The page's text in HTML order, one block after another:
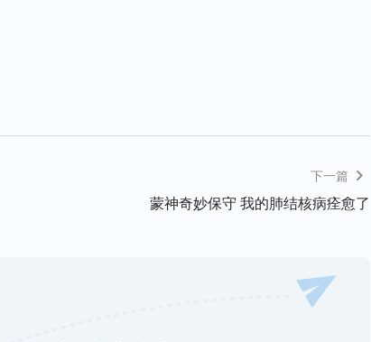
排气，不用再这么难受了，但没想到我还是没有
子胀成这样，对我连连摇头：“唉！你这种情况如
很麻烦！我给你再开一种药，用了这种药马上就会
。医生给我换了几种药，在我身上都不见效，我
了，我的肚子胀得刀口越来越痛，晚上也睡不着，
我肚子胀成这样，也束手无策。看到医生的叹气、
绝望了。但就在我绝望无助时，妈妈告诉我：“孩
下一篇
蒙神奇妙保守 我的肺结核病痊愈了